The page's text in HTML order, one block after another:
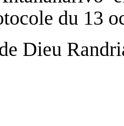
du 13
Dieu